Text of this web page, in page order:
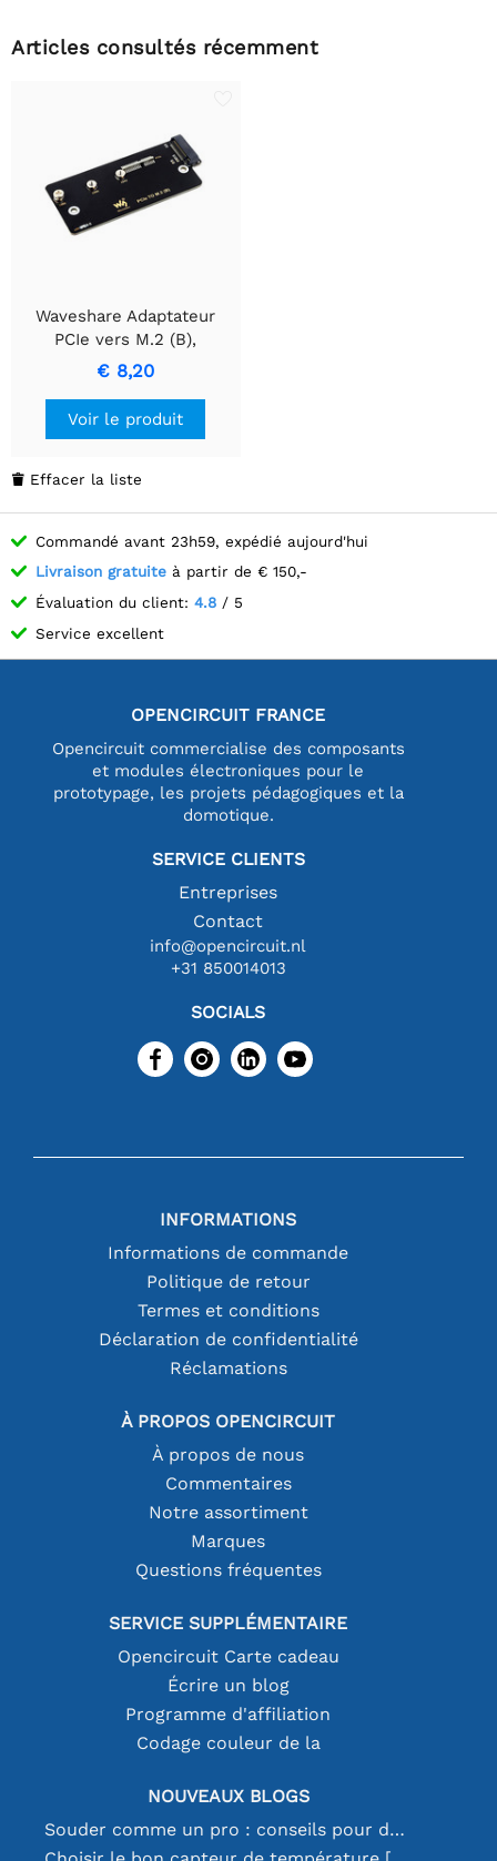
Articles consultés récemment
Waveshare Adaptateur
PCIe vers M.2 (B),
compatible avec le
protocole NVMe pour
disque SSD M.2, lecture/
écriture à haute vitesse,
Raspberry Pi Compute
€ 8,20
Voir le produit
 Effacer la liste
Commandé avant 23h59, expédié aujourd'hui
Livraison gratuite à partir de € 150,-
Évaluation du client: 4.8 / 5
Service excellent
OPENCIRCUIT FRANCE
Opencircuit commercialise des composants
et modules électroniques pour le
prototypage, les projets pédagogiques et la
domotique.
SERVICE CLIENTS
Entreprises
Contact
info@opencircuit.nl
+31 850014013
SOCIALS
INFORMATIONS
Informations de commande
Politique de retour
Termes et conditions
Déclaration de confidentialité
Réclamations
À PROPOS OPENCIRCUIT
À propos de nous
Commentaires
Notre assortiment
Marques
Questions fréquentes
SERVICE SUPPLÉMENTAIRE
Opencircuit Carte cadeau
Écrire un blog
Programme d'affiliation
Codage couleur de la
NOUVEAUX BLOGS
Souder comme un pro : conseils pour des connexions électroniques parfaites